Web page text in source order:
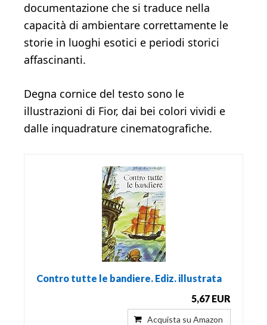
documentazione che si traduce nella
capacità di ambientare correttamente le
storie in luoghi esotici e periodi storici
affascinanti.
Degna cornice del testo sono le
illustrazioni di Fior, dai bei colori vividi e
dalle inquadrature cinematografiche.
Contro tutte le bandiere. Ediz. illustrata
5,67 EUR
Acquista su Amazon